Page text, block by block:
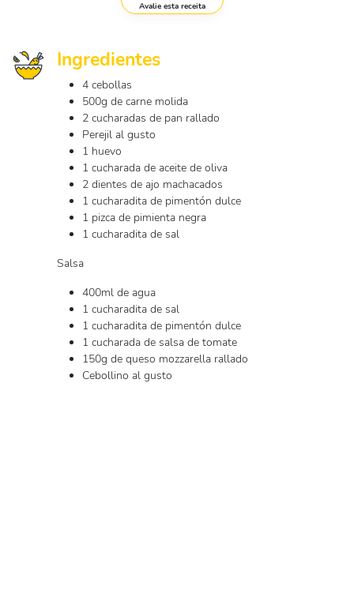
Avalie esta receita
Ingredientes
4 cebollas
500g de carne molida
2 cucharadas de pan rallado
Perejil al gusto
1 huevo
1 cucharada de aceite de oliva
2 dientes de ajo machacados
1 cucharadita de pimentón dulce
1 pizca de pimienta negra
1 cucharadita de sal
Salsa
400ml de agua
1 cucharadita de sal
1 cucharadita de pimentón dulce
1 cucharada de salsa de tomate
150g de queso mozzarella rallado
Cebollino al gusto